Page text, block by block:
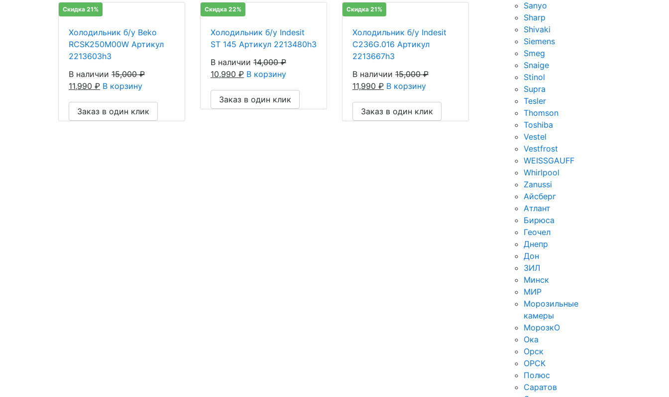
Скидка 21%
Холодильник б/у Beko
RCSK250M00W Артикул
2213603h3
В наличии 15,000₽
11,990 ₽ В корзину
Заказ в один клик
Скидка 22%
Холодильник б/у Indesit
ST 145 Артикул 2213480h3
В наличии 14,000₽
10,990 ₽ В корзину
Заказ в один клик
Скидка 21%
Холодильник б/у Indesit
C236G.016 Артикул
2213667h3
В наличии 15,000₽
11,990 ₽ В корзину
Заказ в один клик
Sanyo
Sharp
Shivaki
Siemens
Smeg
Snaige
Stinol
Supra
Tesler
Thomson
Toshiba
Vestel
Vestfrost
WEISSGAUFF
Whirlpool
Zanussi
Айсберг
Атлант
Бирюса
Геочел
Днепр
Дон
ЗИЛ
Минск
МИР
Морозильные
камеры
МорозкО
Ока
Орск
ОРСК
Полюс
Саратов